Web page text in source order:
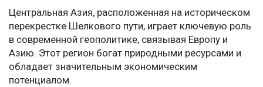
Центральная Азия, расположенная на историческом
перекрестке Шелкового пути, играет ключевую роль
в современной геополитике, связывая Европу и
Азию. Этот регион богат природными ресурсами и
обладает значительным экономическим
потенциалом.